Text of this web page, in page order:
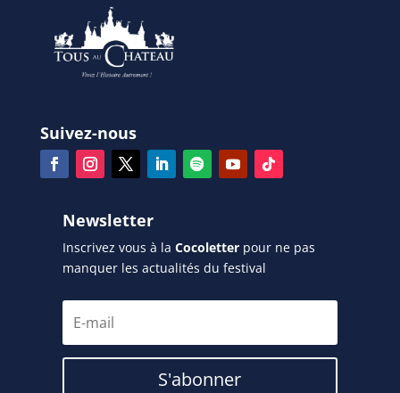
Suivez-nous
Newsletter
Inscrivez vous à la Cocoletterpour ne pas
manquer les actualités du festival
S'abonner